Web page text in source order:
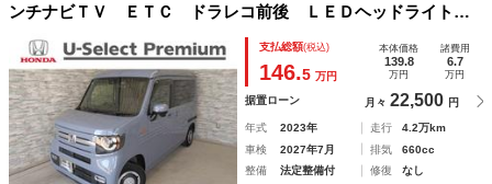
ンチナビＴＶ ＥＴＣ ドラレコ前後 ＬＥＤヘッドライト
オートエアコン スマートキー アームレスト Ｂモニ ダブ
ルエアバック ＢＴオーディオ ドラレコ付き 誤発進抑制機
能
支払総額(税込)
146.5 万円
本体価格
139.8
万円
諸費用
6.7
万円
据置ローン 月々 22,500 円
年式 2023年 走行
4.2万km
車検
2027年7月 排気
660cc
整備
法定整備付 修復
なし